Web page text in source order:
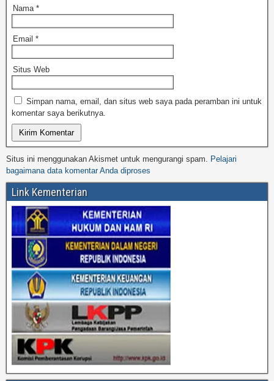
Nama *
Email *
Situs Web
Simpan nama, email, dan situs web saya pada peramban ini untuk
komentar saya berikutnya.
Situs ini menggunakan Akismet untuk mengurangi spam. Pelajari
bagaimana data komentar Anda diproses
Link Kementerian